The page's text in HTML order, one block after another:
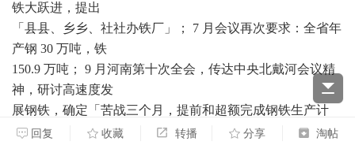
铁大跃进，提出
「县县、乡乡、社社办铁厂」； 7 月会议再次要求：全省年
产钢 30 万吨，铁
150.9 万吨； 9 月河南第十次全会，传达中央北戴河会议精
神，研讨高速度发
展钢铁，确定「苦战三个月，提前和超额完成钢铁生产计
划」，实现翻番。 9 月
回复 收藏 转播 分享 淘帖